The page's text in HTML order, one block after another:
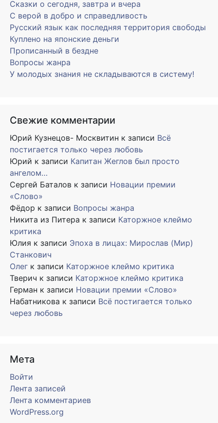
Сказки о сегодня, завтра и вчера
С верой в добро и справедливость
Русский язык как последняя территория свободы
Куплено на японские деньги
Прописанный в бездне
Вопросы жанра
У молодых знания не складываются в систему!
Свежие комментарии
Юрий Кузнецов- Москвитин к записи Всё
постигается только через любовь
Юрий к записи Капитан Жеглов был просто
ангелом…
Сергей Баталов к записи Новации премии
«Слово»
Фёдор к записи Вопросы жанра
Никита из Питера к записи Каторжное клеймо
критика
Юлия к записи Эпоха в лицах: Мирослав (Мир)
Станкович
Олег к записи Каторжное клеймо критика
Тверич к записи Каторжное клеймо критика
Герман к записи Новации премии «Слово»
Набатникова к записи Всё постигается только
через любовь
Мета
Войти
Лента записей
Лента комментариев
WordPress.org